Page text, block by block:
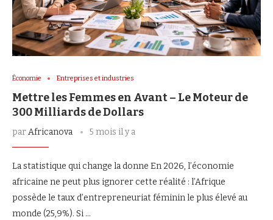
Économie Entreprises et industries
Mettre les Femmes en Avant – Le Moteur de
300 Milliards de Dollars
parAfricanova 5 mois il y a
La statistique qui change la donne En 2026, l’économie
africaine ne peut plus ignorer cette réalité : l’Afrique
possède le taux d’entrepreneuriat féminin le plus élevé au
monde (25,9%). Si …